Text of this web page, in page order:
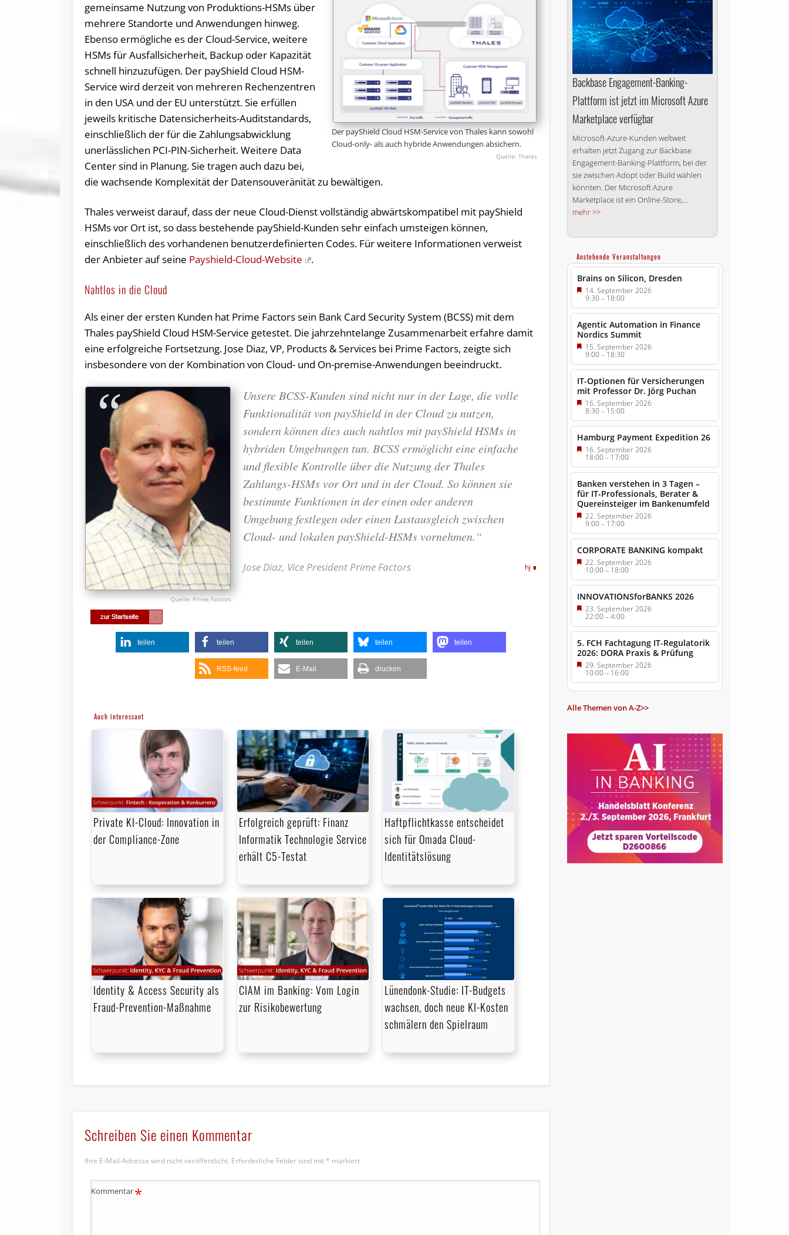
Der payShield Cloud HSM-Service von Thales kann sowohl
Cloud-only- als auch hybride Anwendungen absichern.
Thales
gemeinsame Nutzung von Produktions-HSMs über
mehrere Standorte und Anwendungen hinweg.
Ebenso ermögliche es der Cloud-Service, weitere
HSMs für Ausfallsicherheit, Backup oder Kapazität
schnell hinzuzufügen. Der payShield Cloud HSM-
Service wird derzeit von mehreren Rechenzentren
in den USA und der EU unterstützt. Sie erfüllen
jeweils kritische Datensicherheits-Auditstandards,
einschließlich der für die Zahlungsabwicklung
unerlässlichen PCI-PIN-Sicherheit. Weitere Data
Center sind in Planung. Sie tragen auch dazu bei,
die wachsende Komplexität der Datensouveränität zu bewältigen.
Thales verweist darauf, dass der neue Cloud-Dienst vollständig abwärtskompatibel mit payShield
HSMs vor Ort ist, so dass bestehende payShield-Kunden sehr einfach umsteigen können,
einschließlich des vorhandenen benutzerdefinierten Codes. Für weitere Informationen verweist
der Anbieter auf seine Payshield-Cloud-Website .
Nahtlos in die Cloud
Als einer der ersten Kunden hat Prime Factors sein Bank Card Security System (BCSS) mit dem
Thales payShield Cloud HSM-Service getestet. Die jahrzehntelange Zusammenarbeit erfahre damit
eine erfolgreiche Fortsetzung. Jose Diaz, VP, Products & Services bei Prime Factors, zeigte sich
insbesondere von der Kombination von Cloud- und On-premise-Anwendungen beeindruckt.
Prime Factors
Unsere BCSS-Kunden sind nicht nur in der Lage, die volle
Funktionalität von payShield in der Cloud zu nutzen,
sondern können dies auch nahtlos mit payShield HSMs in
hybriden Umgebungen tun. BCSS ermöglicht eine einfache
und flexible Kontrolle über die Nutzung der Thales
Zahlungs-HSMs vor Ort und in der Cloud. So können sie
bestimmte Funktionen in der einen oder anderen
Umgebung festlegen oder einen Lastausgleich zwischen
Cloud- und lokalen payShield-HSMs vornehmen.“
Jose Diaz, Vice President Prime Factors hj
teilen teilen teilen teilen teilen
RSS-feed E-Mail drucken
Auch interessant
Private KI-Cloud: Innovation in
der Compliance-Zone
Erfolgreich geprüft: Finanz
Informatik Technologie Service
erhält C5-Testat
Haftpflichtkasse entscheidet
sich für Omada Cloud-
Identitätslösung
Identity & Access Security als
Fraud-Prevention-Maßnahme
CIAM im Banking: Vom Login
zur Risikobewertung
Lünendonk-Studie: IT-Budgets
wachsen, doch neue KI-Kosten
schmälern den Spielraum
Schreiben Sie einen Kommentar
Ihre E-Mail-Adresse wird nicht veröffentlicht. Erforderliche Felder sind mit * markiert
Kommentar*
Backbase Engagement-Banking-
Plattform ist jetzt im Microsoft Azure
Marketplace verfügbar
Microsoft-Azure-Kunden weltweit
erhalten jetzt Zugang zur Backbase
Engagement-Banking-Plattform, bei der
sie zwischen Adopt oder Build wählen
könnten. Der Microsoft Azure
Marketplace ist ein Online-Store,...
mehr >>
Anstehende Veranstaltungen
Brains on Silicon, Dresden
14. September 2026
9:30–18:00
Agentic Automation in Finance
Nordics Summit
15. September 2026
9:00–18:30
IT-Optionen für Versicherungen
mit Professor Dr. Jörg Puchan
16. September 2026
8:30–15:00
Hamburg Payment Expedition 26
16. September 2026
18:00– 17:00
Banken verstehen in 3 Tagen –
für IT-Professionals, Berater &
Quereinsteiger im Bankenumfeld
22. September 2026
9:00–17:00
CORPORATE BANKING kompakt
22. September 2026
10:00– 18:00
INNOVATIONSforBANKS 2026
23. September 2026
22:00–4:00
5. FCH Fachtagung IT-Regulatorik
2026: DORA Praxis & Prüfung
29. September 2026
10:00– 16:00
Alle Themen von A-Z>>